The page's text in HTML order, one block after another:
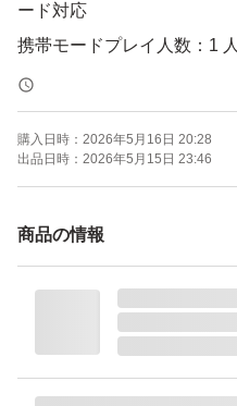
ード対応
携帯モードプレイ人数：1 人
購入日時： 2026年5月16日 20:28
出品日時： 2026年5月15日 23:46
商品の情報